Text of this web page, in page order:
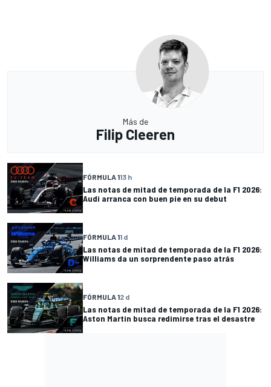
Más de
Filip Cleeren
FÓRMULA 113 h
Las notas de mitad de temporada de la F1 2026:
Audi arranca con buen pie en su debut
FÓRMULA 11 d
Las notas de mitad de temporada de la F1 2026:
Williams da un sorprendente paso atrás
FÓRMULA 12 d
Las notas de mitad de temporada de la F1 2026:
Aston Martin busca redimirse tras el desastre